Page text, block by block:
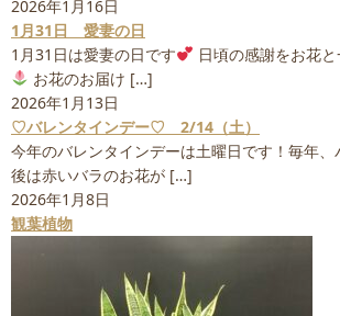
2026年1月16日
1月31日 愛妻の日
1月31日は愛妻の日です
日頃の感謝をお花
お花のお届け […]
2026年1月13日
♡バレンタインデー♡ 2/14（土）
今年のバレンタインデーは土曜日です！毎年
後は赤いバラのお花が […]
2026年1月8日
観葉植物